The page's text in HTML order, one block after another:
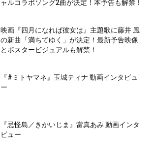
ャルコラボソング2曲が決定！本予告も解禁！
映画『四月になれば彼女は』主題歌に藤井 風
の新曲「満ちてゆく」が決定！最新予告映像
とポスタービジュアルも解禁！
『#ミトヤマネ』玉城ティナ 動画インタビュ
ー
『忌怪島／きかいじま』當真あみ 動画インタ
ビュー